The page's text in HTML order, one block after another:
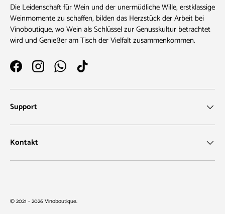
Die Leidenschaft für Wein und der unermüdliche Wille, erstklassige
Weinmomente zu schaffen, bilden das Herzstück der Arbeit bei
Vinoboutique, wo Wein als Schlüssel zur Genusskultur betrachtet
wird und Genießer am Tisch der Vielfalt zusammenkommen.
FacebookInstagramWhatsAppTikTok
Support
Kontakt
© 2021 - 2026Vinoboutique.